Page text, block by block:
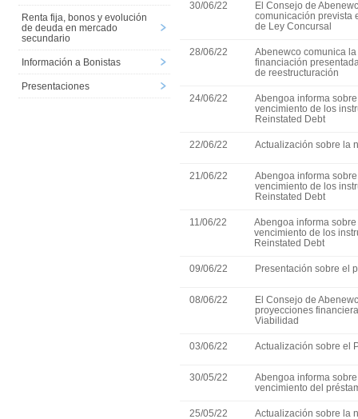
Renta fija, bonos y evolución
de deuda en mercado
secundario
Información a Bonistas
Presentaciones
30/06/22
El Consejo de
comunicación prevista
de Ley Concursal
28/06/22
Abenewco comunica
financiación
de reestructuración
24/06/22
Abengoa informa
vencimiento de los
Reinstated Debt
22/06/22 Actualización sobre la
21/06/22
Abengoa informa
vencimiento de los
Reinstated Debt
11/06/22
Abengoa informa
vencimiento de los
Reinstated Debt
09/06/22 Presentación sobre el
08/06/22
El Consejo de
proyecciones
Viabilidad
03/06/22 Actualización sobre el
30/05/22
Abengoa informa
vencimiento del
25/05/22 Actualización sobre la